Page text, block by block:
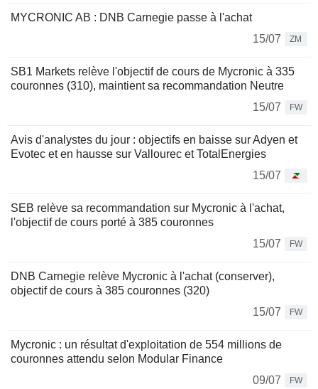
MYCRONIC AB : DNB Carnegie passe à l'achat
15/07
ZM
SB1 Markets relève l'objectif de cours de Mycronic à 335
couronnes (310), maintient sa recommandation Neutre
15/07
FW
Avis d'analystes du jour : objectifs en baisse sur Adyen et
Evotec et en hausse sur Vallourec et TotalEnergies
15/07
SEB relève sa recommandation sur Mycronic à l'achat,
l'objectif de cours porté à 385 couronnes
15/07
FW
DNB Carnegie relève Mycronic à l'achat (conserver),
objectif de cours à 385 couronnes (320)
15/07
FW
Mycronic : un résultat d'exploitation de 554 millions de
couronnes attendu selon Modular Finance
09/07
FW